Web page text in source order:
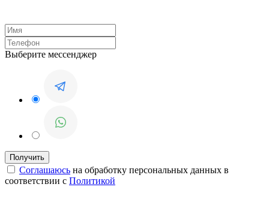
Выберите мессенджер
Соглашаюсь на обработку персональных данных в
соответствии с Политикой